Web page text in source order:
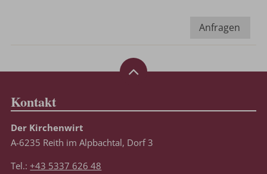
Anfragen
Kontakt
Der Kirchenwirt
A-6235 Reith im Alpbachtal, Dorf 3
Tel.:+43 5337 626 48